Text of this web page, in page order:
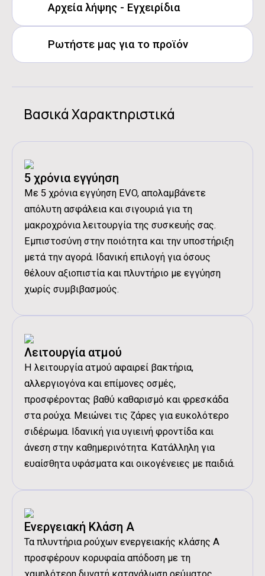
Προγράμματα:16
Επίπεδο Θορύβου στο Στύψιμο:76 dB
Κατανάλωση Νερού:40 L/κύκλο
Διαστάσεις Συσκευασίας (ΥxΠxΒ):88.5x65.2x49.4 cm
Αρχεία λήψης - Εγχειρίδια
energy label
user manualΡωτήστε μας για το προϊόν
Διάβασα και αποδέχομαι τουςΌρους
Χρήσης
Βασικά Χαρακτηριστικά
5 χρόνια εγγύηση
Με 5 χρόνια εγγύηση EVO, απολαμβάνετε
απόλυτη ασφάλεια και σιγουριά για τη
μακροχρόνια λειτουργία της συσκευής σας.
Εμπιστοσύνη στην ποιότητα και την υποστήριξη
μετά την αγορά. Ιδανική επιλογή για όσους
θέλουν αξιοπιστία και πλυντήριο με εγγύηση
χωρίς συμβιβασμούς.
Λειτουργία ατμού
Η λειτουργία ατμού αφαιρεί βακτήρια,
αλλεργιογόνα και επίμονες οσμές,
προσφέροντας βαθύ καθαρισμό και φρεσκάδα
στα ρούχα. Μειώνει τις ζάρες για ευκολότερο
σιδέρωμα. Ιδανική για υγιεινή φροντίδα και
άνεση στην καθημερινότητα. Κατάλληλη για
ευαίσθητα υφάσματα και οικογένειες με παιδιά.
Ενεργειακή Κλάση Α
Τα πλυντήρια ρούχων ενεργειακής κλάσης Α
προσφέρουν κορυφαία απόδοση με τη
χαμηλότερη δυνατή κατανάλωση ρεύματος.